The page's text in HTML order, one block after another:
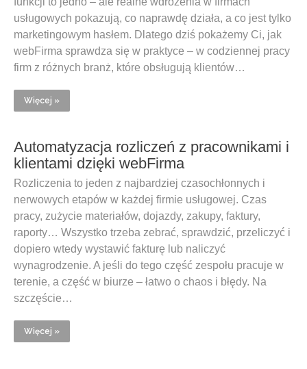
usługowych pokazują, co naprawdę działa, a co jest tylko
marketingowym hasłem. Dlatego dziś pokażemy Ci, jak
webFirma sprawdza się w praktyce – w codziennej pracy
firm z różnych branż, które obsługują klientów…
Więcej »
Automatyzacja rozliczeń z pracownikami i
klientami dzięki webFirma
Rozliczenia to jeden z najbardziej czasochłonnych i
nerwowych etapów w każdej firmie usługowej. Czas
pracy, zużycie materiałów, dojazdy, zakupy, faktury,
raporty… Wszystko trzeba zebrać, sprawdzić, przeliczyć i
dopiero wtedy wystawić fakturę lub naliczyć
wynagrodzenie. A jeśli do tego część zespołu pracuje w
terenie, a część w biurze – łatwo o chaos i błędy. Na
szczęście…
Więcej »